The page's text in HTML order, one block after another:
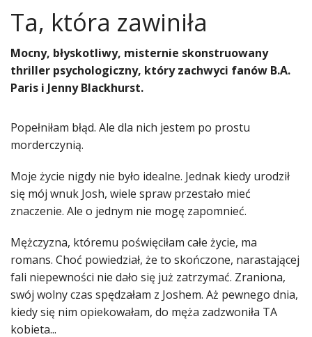
Ta, która zawiniła
Mocny, błyskotliwy, misternie skonstruowany
thriller psychologiczny, który zachwyci fanów B.A.
Paris i Jenny Blackhurst.
Popełniłam błąd. Ale dla nich jestem po prostu
morderczynią.
Moje życie nigdy nie było idealne. Jednak kiedy urodził
się mój wnuk Josh, wiele spraw przestało mieć
znaczenie. Ale o jednym nie mogę zapomnieć.
Mężczyzna, któremu poświęciłam całe życie, ma
romans. Choć powiedział, że to skończone, narastającej
fali niepewności nie dało się już zatrzymać. Zraniona,
swój wolny czas spędzałam z Joshem. Aż pewnego dnia,
kiedy się nim opiekowałam, do męża zadzwoniła TA
kobieta...